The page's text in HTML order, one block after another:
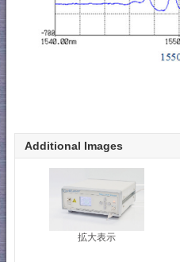
Additional Images
拡大表示